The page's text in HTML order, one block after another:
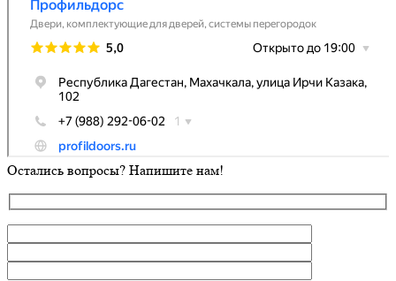
Остались вопросы? Напишите нам!